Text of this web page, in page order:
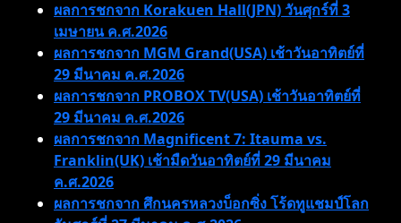
ผลการชกจาก Korakuen Hall(JPN) วันศุกร์ที่ 3
เมษายน ค.ศ.2026
ผลการชกจาก MGM Grand(USA) เช้าวันอาทิตย์ที่
29 มีนาคม ค.ศ.2026
ผลการชกจาก PROBOX TV(USA) เช้าวันอาทิตย์ที่
29 มีนาคม ค.ศ.2026
ผลการชกจาก Magnificent 7: Itauma vs.
Franklin(UK) เช้ามืดวันอาทิตย์ที่ 29 มีนาคม
ค.ศ.2026
ผลการชกจาก ศึกนครหลวงบ็อกซิ่ง โร้ดทูแชมป์โลก